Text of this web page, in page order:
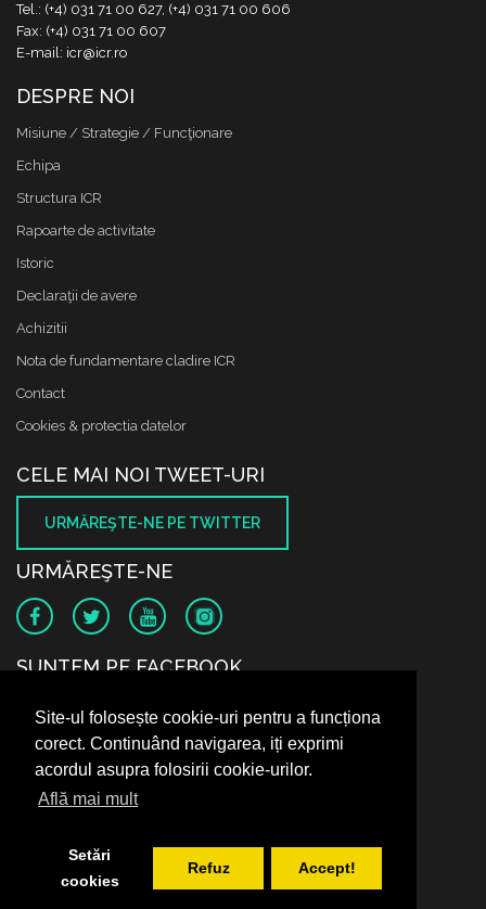
Site-ul folosește cookie-uri pentru a funcționa
corect. Continuând navigarea, iți exprimi
acordul asupra folosirii cookie-urilor.
Află mai mult
Setări
cookies
Refuz Accept!
Tel.: (+4) 031 71 00 627, (+4) 031 71 00 606
Fax: (+4) 031 71 00 607
E-mail: icr@icr.ro
DESPRE NOI
Misiune / Strategie / Funcţionare
Echipa
Structura ICR
Rapoarte de activitate
Istoric
Declaraţii de avere
Achizitii
Nota de fundamentare cladire ICR
Contact
Cookies & protectia datelor
CELE MAI NOI TWEET-URI
URMĂREŞTE-NE PE TWITTER
URMĂREŞTE-NE
SUNTEM PE FACEBOOK